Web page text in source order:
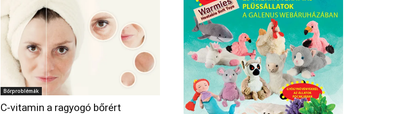
Bőrproblémák
C-vitamin a ragyogó bőrért